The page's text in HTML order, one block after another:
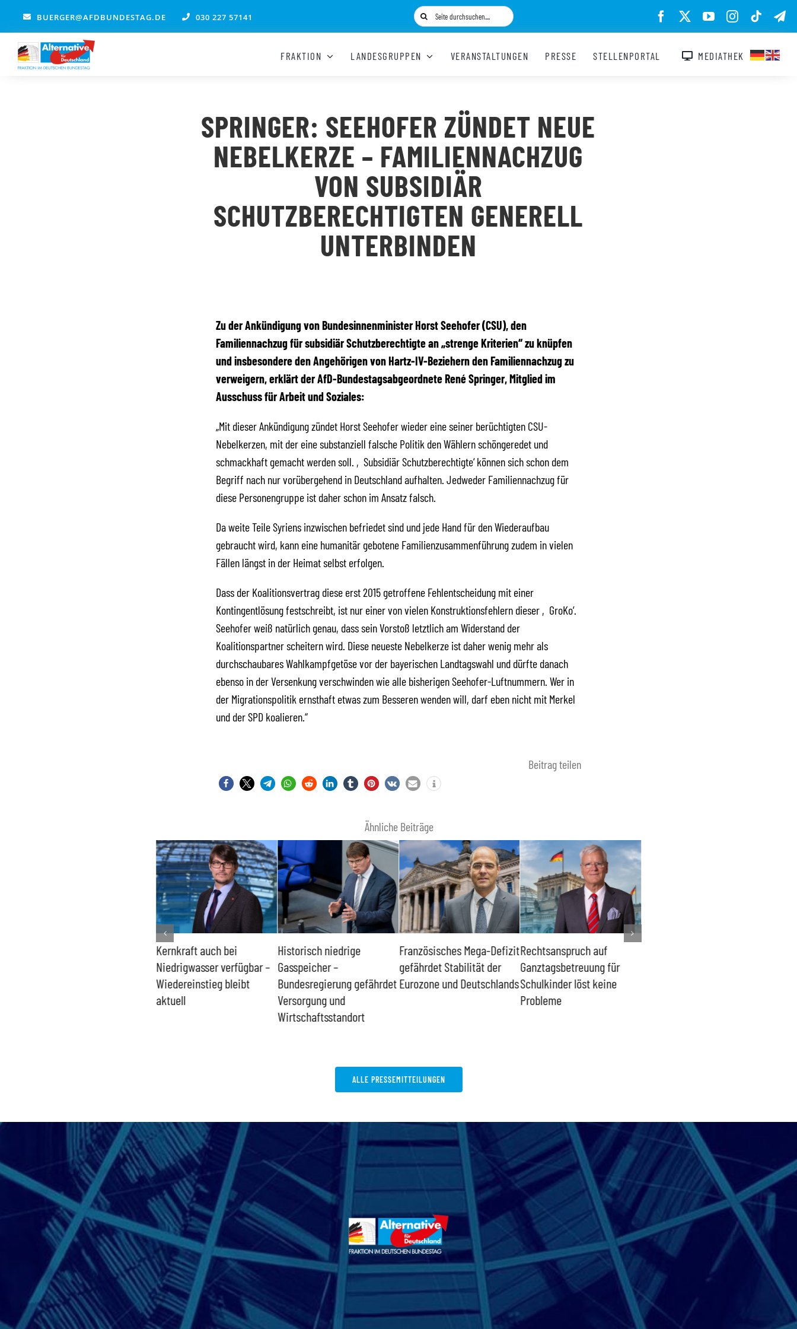
springen
BUERGER@AFDBUNDESTAG.DE 030 227 57141
Suche
nach:
FRAKTION LANDESGRUPPEN VERANSTALTUNGEN PRESSE STELLENPORTAL MEDIATHEK
SPRINGER: SEEHOFER ZÜNDET NEUE
NEBELKERZE – FAMILIENNACHZUG
VON SUBSIDIÄR
SCHUTZBERECHTIGTEN GENERELL
UNTERBINDEN
Zu der Ankündigung von Bundesinnenminister Horst Seehofer (CSU), den
Familiennachzug für subsidiär Schutzberechtigte an „strenge Kriterien“ zu knüpfen
und insbesondere den Angehörigen von Hartz-IV-Beziehern den Familiennachzug zu
verweigern, erklärt der AfD-Bundestagsabgeordnete René Springer, Mitglied im
Ausschuss für Arbeit und Soziales:
„Mit dieser Ankündigung zündet Horst Seehofer wieder eine seiner berüchtigten CSU-
Nebelkerzen, mit der eine substanziell falsche Politik den Wählern schöngeredet und
schmackhaft gemacht werden soll. ‚Subsidiär Schutzberechtigte‘ können sich schon dem
Begriff nach nur vorübergehend in Deutschland aufhalten. Jedweder Familiennachzug für
diese Personengruppe ist daher schon im Ansatz falsch.
Da weite Teile Syriens inzwischen befriedet sind und jede Hand für den Wiederaufbau
gebraucht wird, kann eine humanitär gebotene Familienzusammenführung zudem in vielen
Fällen längst in der Heimat selbst erfolgen.
Dass der Koalitionsvertrag diese erst 2015 getroffene Fehlentscheidung mit einer
Kontingentlösung festschreibt, ist nur einer von vielen Konstruktionsfehlern dieser ‚GroKo‘.
Seehofer weiß natürlich genau, dass sein Vorstoß letztlich am Widerstand der
Koalitionspartner scheitern wird. Diese neueste Nebelkerze ist daher wenig mehr als
durchschaubares Wahlkampfgetöse vor der bayerischen Landtagswahl und dürfte danach
ebenso in der Versenkung verschwinden wie alle bisherigen Seehofer-Luftnummern. Wer in
der Migrationspolitik ernsthaft etwas zum Besseren wenden will, darf eben nicht mit Merkel
und der SPD koalieren.“
Beitrag teilen
Ähnliche Beiträge
Kernkraft auch bei
Niedrigwasser verfügbar –
Wiedereinstieg bleibt
aktuell
Historisch niedrige
Gasspeicher –
Bundesregierung gefährdet
Versorgung und
Wirtschaftsstandort
Französisches Mega-Defizit
gefährdet Stabilität der
Eurozone und Deutschlands
Rechtsanspruch auf
Ganztagsbetreuung für
Schulkinder löst keine
Probleme
ALLE PRESSEMITTEILUNGEN